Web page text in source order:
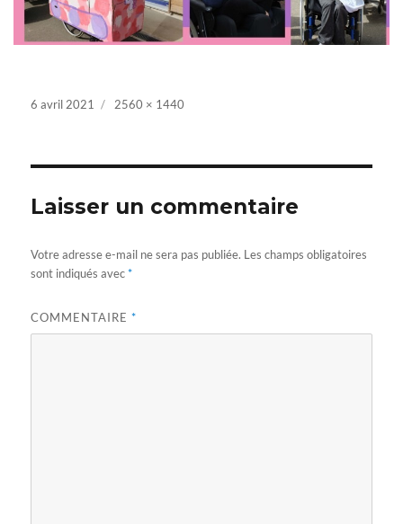
Posted
6 avril 2021
Full
2560 × 1440
Laisser un commentaire
Votre adresse e-mail ne sera pas publiée. Les champs obligatoires
sont indiqués avec*
COMMENTAIRE*